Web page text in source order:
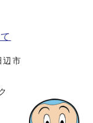
市